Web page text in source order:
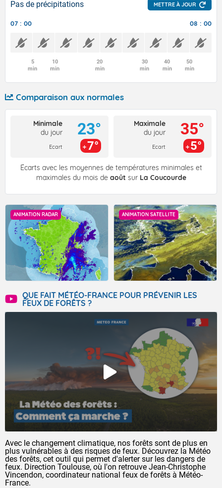
Pas de précipitations METTRE À JOUR
07 : 00 08 : 00
5
min
10
min
20
min
30
min
40
min
50
min
Comparaison aux normales
Minimale
du jour
Ecart
23°
7°
Maximale
du jour
Ecart
35°
5°
Écarts avec les moyennes de températures minimales et
maximales du mois de août sur La Coucourde
ANIMATION RADAR ANIMATION SATELLITE
QUE FAIT MÉTÉO-FRANCE POUR PRÉVENIR LES
FEUX DE FORÊTS ?
Avec le changement climatique, nos forêts sont de plus en
plus vulnérables à des risques de feux. Découvrez la Météo
des forêts, cet outil qui permet d'alerter sur les dangers de
feux. Direction Toulouse, où l'on retrouve Jean-Christophe
Vincendon, coordinateur national feux de forêts à Météo-
France.